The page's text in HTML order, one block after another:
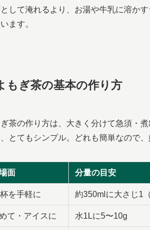
して淹れるより、お湯や牛乳に溶か
ます。
もぎ茶の基本の作り方
茶の作り方は、大きく分けて急須・
とてもシンプル。どれも簡単なので
面 分量の目安
を手軽に 約350mlに大さじ1
て・アイスに 水1Lに5〜10g